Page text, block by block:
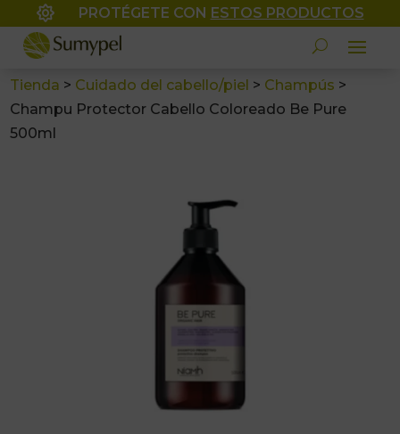
 PROTÉGETE CON ESTOS PRODUCTOS
Tienda > Cuidado del cabello/piel > Champús >
Champu Protector Cabello Coloreado Be Pure
500ml